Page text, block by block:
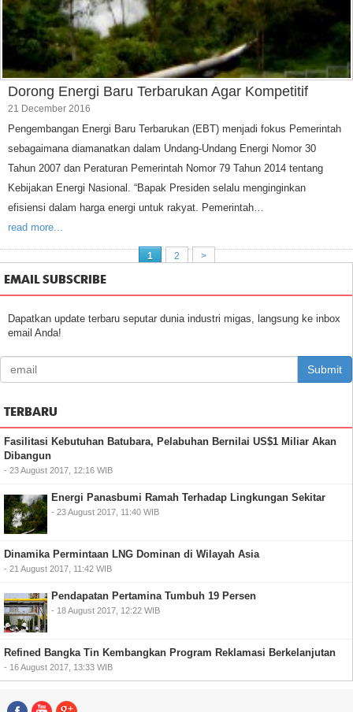
Dorong Energi Baru Terbarukan Agar Kompetitif
21 December 2016
Pengembangan Energi Baru Terbarukan (EBT) menjadi fokus Pemerintah
sebagaimana diamanatkan dalam Undang-Undang Energi Nomor 30
Tahun 2007 dan Peraturan Pemerintah Nomor 79 Tahun 2014 tentang
Kebijakan Energi Nasional. “Bapak Presiden selalu menginginkan
efisiensi dalam harga energi untuk rakyat. Pemerintah…
read more...
1 2 >
EMAIL SUBSCRIBE
Dapatkan update terbaru seputar dunia industri migas, langsung ke inbox
email Anda!
Submit
TERBARU
Fasilitasi Kebutuhan Batubara, Pelabuhan Bernilai US$1 Miliar Akan
Dibangun
- 23 August 2017, 12:16 WIB
Energi Panasbumi Ramah Terhadap Lingkungan Sekitar
- 23 August 2017, 11:40 WIB
Dinamika Permintaan LNG Dominan di Wilayah Asia
- 21 August 2017, 11:42 WIB
Pendapatan Pertamina Tumbuh 19 Persen
- 18 August 2017, 12:22 WIB
Refined Bangka Tin Kembangkan Program Reklamasi Berkelanjutan
- 16 August 2017, 13:33 WIB